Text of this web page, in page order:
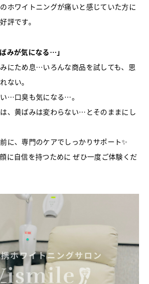
ホワイトニングが痛いと感じていた方に
評です。
みが気になる…」
にため息…いろんな商品を試しても、思
ない。
…口臭も気になる…。
、黄ばみは変わらない…とそのままにし
に、専門のケアでしっかりサポート✨
に自信を持つために ぜひ一度ご体験くだ